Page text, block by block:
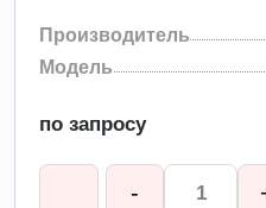
Производитель
Модель
по запросу
-